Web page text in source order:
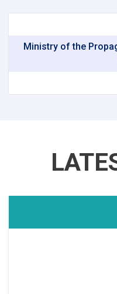
Ministry of the